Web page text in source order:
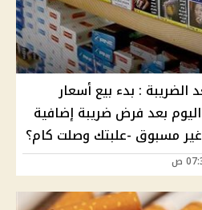
: بدء بيع أسعار
بعد فرض ضريبة إضافية
مسبوق -علبتك وصلت كام؟